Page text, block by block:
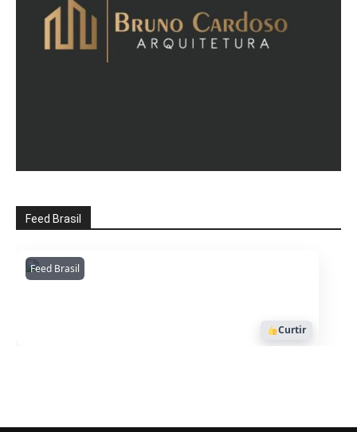
Feed Brasil
Feed BrasilAmazonianarede
1053
Curtir